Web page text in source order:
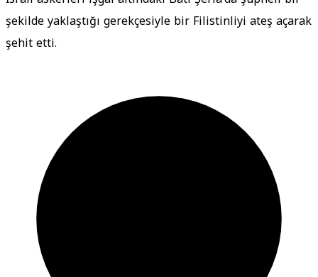
şekilde yaklaştığı gerekçesiyle bir Filistinliyi ateş açarak
şehit etti.